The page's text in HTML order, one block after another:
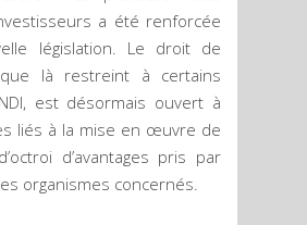
a été renforcée
législation. Le droit de
là restreint à certains
est désormais ouvert à
liés à la mise en œuvre de
d’avantages pris par
organismes concernés.